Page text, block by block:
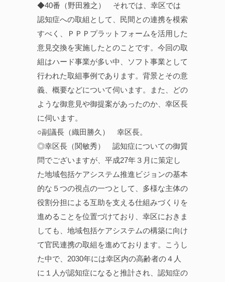
◆40番（野田雅之） それでは、幸区では
認知症への取組として、民間との連携を模索
すべく、ＰＰＰプラットフォームを活用した
意見交換を実施したとのことです。今回の取
組はハード事業が多い中、ソフト事業として
行われた取組事例であります。背景とその意
義、概要などについて伺います。また、どの
ような御意見や御提案があったのか、幸区長
に伺います。
○副議長（織田勝久） 幸区長。
◎幸区長（関敏秀） 認知症についての御質
問でございますが、平成27年３月に策定し
た地域包括ケアシステム推進ビジョンの基本
的な５つの視点の一つとして、多様な主体の
役割分担による互助を支える仕組みづくりを
進めることを位置づけており、幸区におきま
しても、地域包括ケアシステムの構築に向け
て官民連携の取組を進めております。こうし
た中で、2030年には幸区内の高齢者の４人
に１人が認知症になると推計され、認知症の